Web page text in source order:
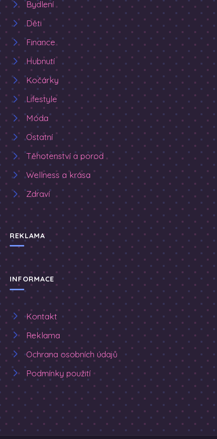
Bydlení
Děti
Finance
Hubnutí
Kočárky
Lifestyle
Móda
Ostatní
Těhotenství a porod
Wellness a krása
Zdraví
REKLAMA
INFORMACE
Kontakt
Reklama
Ochrana osobních údajů
Podmínky použití